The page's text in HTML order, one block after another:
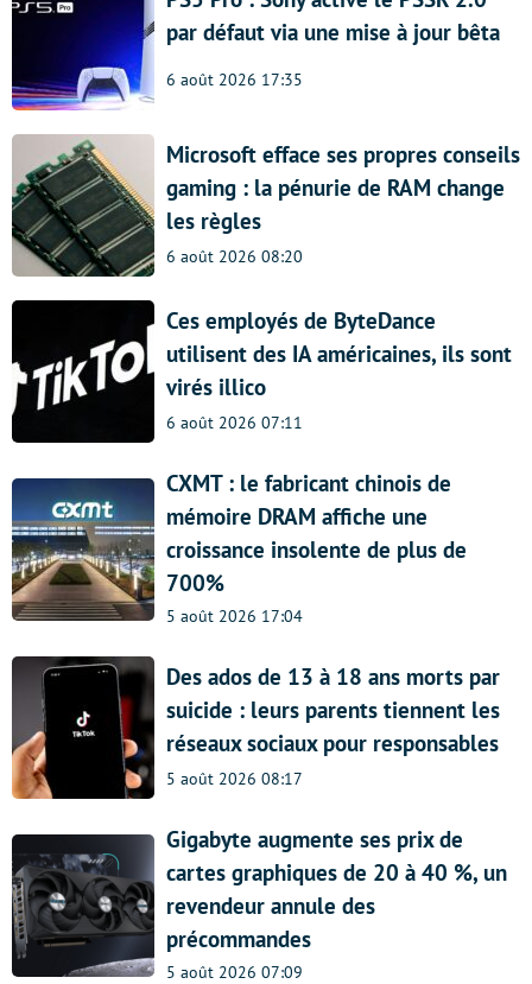
par défaut via une mise à jour bêta
6 août 2026 17:35
Microsoft efface ses propres conseils
gaming : la pénurie de RAM change
les règles
6 août 2026 08:20
Ces employés de ByteDance
utilisent des IA américaines, ils sont
virés illico
6 août 2026 07:11
CXMT : le fabricant chinois de
mémoire DRAM affiche une
croissance insolente de plus de
700%
5 août 2026 17:04
Des ados de 13 à 18 ans morts par
suicide : leurs parents tiennent les
réseaux sociaux pour responsables
5 août 2026 08:17
Gigabyte augmente ses prix de
cartes graphiques de 20 à 40 %, un
revendeur annule des
précommandes
5 août 2026 07:09